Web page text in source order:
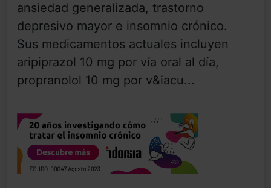
ansiedad generalizada, trastorno
depresivo mayor e insomnio crónico.
Sus medicamentos actuales incluyen
aripiprazol 10 mg por vía oral al día,
propranolol 10 mg por v&iacu...